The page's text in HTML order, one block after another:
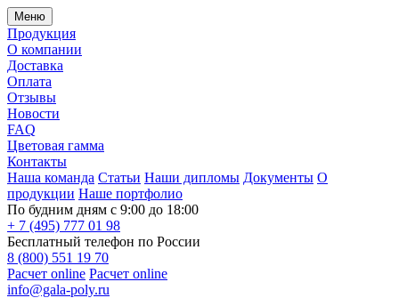
Меню
Продукция
О компании
Доставка
Оплата
Отзывы
Новости
FAQ
Цветовая гамма
Контакты
Наша команда Статьи Наши дипломы Документы О
продукции Наше портфолио
По будним дням с 9:00 до 18:00
+ 7 (495) 777 01 98
Бесплатный телефон по России
8 (800) 551 19 70
Расчет online Расчет online
info@gala-poly.ru